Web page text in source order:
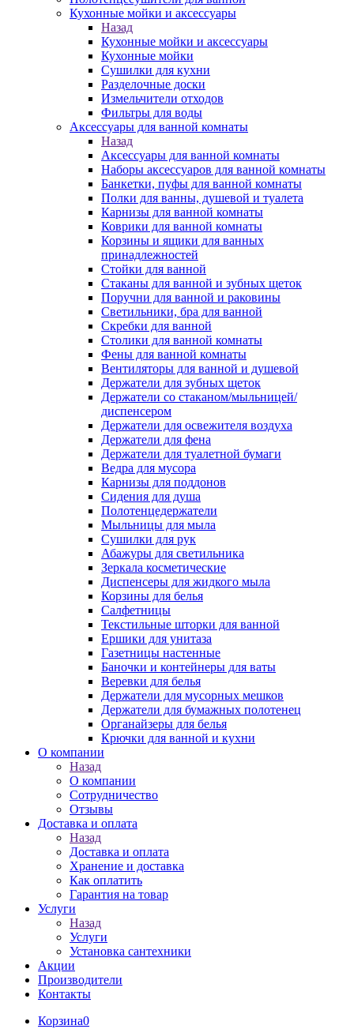
Кухонные мойки и аксессуары
Назад
Кухонные мойки и аксессуары
Кухонные мойки
Сушилки для кухни
Разделочные доски
Измельчители отходов
Фильтры для воды
Аксессуары для ванной комнаты
Назад
Аксессуары для ванной комнаты
Наборы аксессуаров для ванной комнаты
Банкетки, пуфы для ванной комнаты
Полки для ванны, душевой и туалета
Карнизы для ванной комнаты
Коврики для ванной комнаты
Корзины и ящики для ванных
принадлежностей
Стойки для ванной
Стаканы для ванной и зубных щеток
Поручни для ванной и раковины
Светильники, бра для ванной
Скребки для ванной
Столики для ванной комнаты
Фены для ванной комнаты
Вентиляторы для ванной и душевой
Держатели для зубных щеток
Держатели со стаканом/мыльницей/
диспенсером
Держатели для освежителя воздуха
Держатели для фена
Держатели для туалетной бумаги
Ведра для мусора
Карнизы для поддонов
Сидения для душа
Полотенцедержатели
Мыльницы для мыла
Сушилки для рук
Абажуры для светильника
Зеркала косметические
Диспенсеры для жидкого мыла
Корзины для белья
Салфетницы
Текстильные шторки для ванной
Ершики для унитаза
Газетницы настенные
Баночки и контейнеры для ваты
Веревки для белья
Держатели для мусорных мешков
Держатели для бумажных полотенец
Органайзеры для белья
Крючки для ванной и кухни
О компании
Назад
О компании
Сотрудничество
Отзывы
Доставка и оплата
Назад
Доставка и оплата
Хранение и доставка
Как оплатить
Гарантия на товар
Услуги
Назад
Услуги
Установка сантехники
Акции
Производители
Контакты
Корзина0